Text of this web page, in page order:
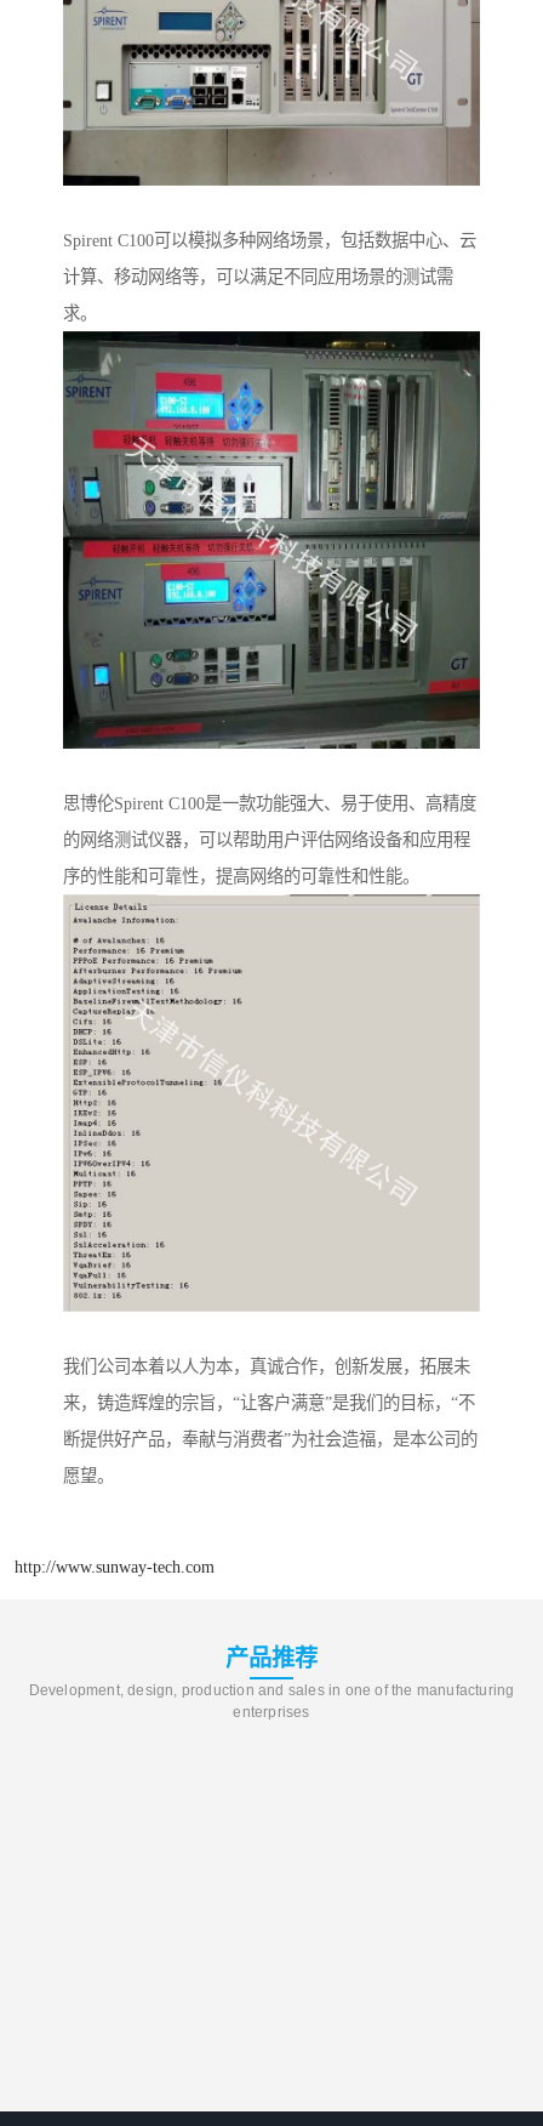
Spirent C100可以模拟多种网络场景，包括数据中心、云
计算、移动网络等，可以满足不同应用场景的测试需
求。
思博伦Spirent C100是一款功能强大、易于使用、高精度
的网络测试仪器，可以帮助用户评估网络设备和应用程
序的性能和可靠性，提高网络的可靠性和性能。
我们公司本着以人为本，真诚合作，创新发展，拓展未
来，铸造辉煌的宗旨，“让客户满意”是我们的目标，“不
断提供好产品，奉献与消费者”为社会造福，是本公司的
愿望。
http://www.sunway-tech.com
产品推荐
Development, design, production and sales in one of the manufacturing
enterprises